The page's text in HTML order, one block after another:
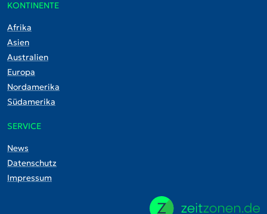
KONTINENTE
Afrika
Asien
Australien
Europa
Nordamerika
Südamerika
SERVICE
News
Datenschutz
Impressum